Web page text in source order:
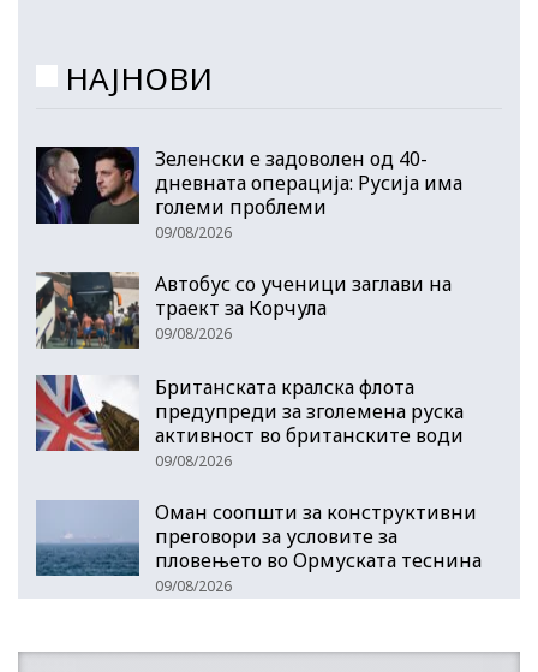
НАЈНОВИ
Зеленски е задоволен од 40-
дневната операција: Русија има
големи проблеми
09/08/2026
Автобус со ученици заглави на
траект за Корчула
09/08/2026
Британската кралска флота
предупреди за зголемена руска
активност во британските води
09/08/2026
Оман соопшти за конструктивни
преговори за условите за
пловењето во Ормуската теснина
09/08/2026